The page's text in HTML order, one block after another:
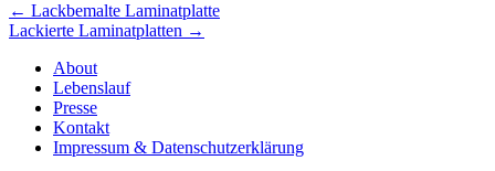
← Lackbemalte Laminatplatte
Lackierte Laminatplatten →
About
Lebenslauf
Presse
Kontakt
Impressum & Datenschutzerklärung